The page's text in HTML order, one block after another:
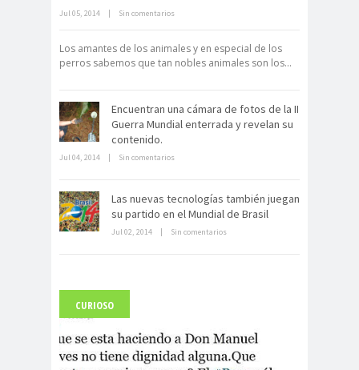
Neuromarketing: el uso de la
electrónico
Carlo Acutis, el beato incorrupto de
15 años
Jul 05, 2014 | Sin comentarios
Los amantes de los animales y en especial de los
perros sabemos que tan nobles animales son los...
Encuentran una cámara de fotos de la II
Guerra Mundial enterrada y revelan su
contenido.
Jul 04, 2014 | Sin comentarios
Las nuevas tecnologías también juegan
su partido en el Mundial de Brasil
Jul 02, 2014 | Sin comentarios
CURIOSO